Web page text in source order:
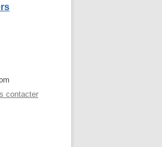
contacter